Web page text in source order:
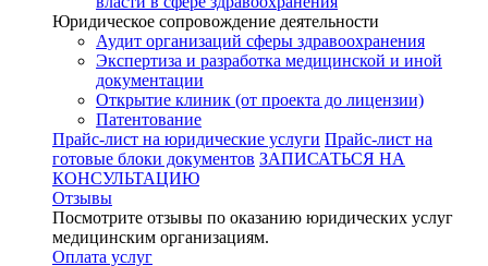
Юридическое сопровождение деятельности
Аудит организаций сферы здравоохранения
Экспертиза и разработка медицинской и иной
документации
Открытие клиник (от проекта до лицензии)
Патентование
Прайс-лист на юридические услуги Прайс-лист на
готовые блоки документов ЗАПИСАТЬСЯ НА
КОНСУЛЬТАЦИЮ
Отзывы
Посмотрите отзывы по оказанию юридических услуг
медицинским организациям.
Оплата услуг